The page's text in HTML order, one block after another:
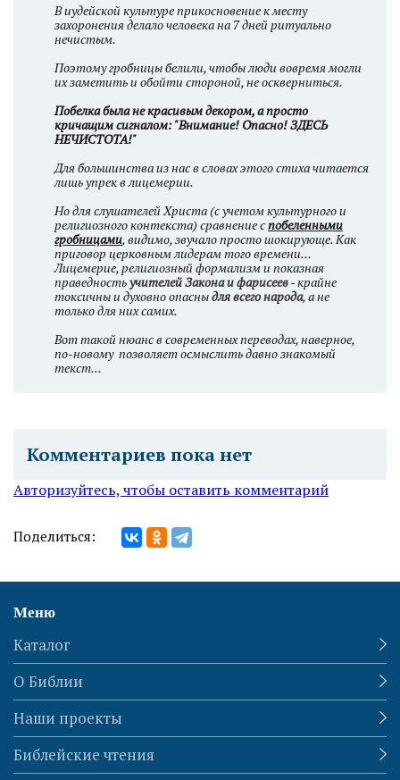
В иудейской культуре прикосновение к месту
захоронения делало человека на 7 дней ритуально
нечистым.
Поэтому гробницы белили, чтобы люди вовремя могли
их заметить и обойти стороной, не оскверниться.
Побелка была не красивым декором, а просто
кричащим сигналом: "Внимание! Опасно! ЗДЕСЬ
НЕЧИСТОТА!"
Для большинства из нас в словах этого стиха читается
лишь упрек в лицемерии.
Но для слушателей Христа (с учетом культурного и
религиозного контекста) сравнение спобеленными
гробницами, видимо, звучало просто шокирующе. Как
приговор церковным лидерам того времени...
Лицемерие, религиозный формализм и показная
праведностьучителей Закона и фарисеев- крайне
токсичны и духовно опасныдля всего народа, а не
только для них самих.
Вот такой нюанс в современных переводах, наверное,
по-новому позволяет осмыслить давно знакомый
текст...
Комментариев пока нет
Авторизуйтесь, чтобы оставить комментарий
Поделиться:
Меню
Каталог
О Библии
Наши проекты
Библейские чтения